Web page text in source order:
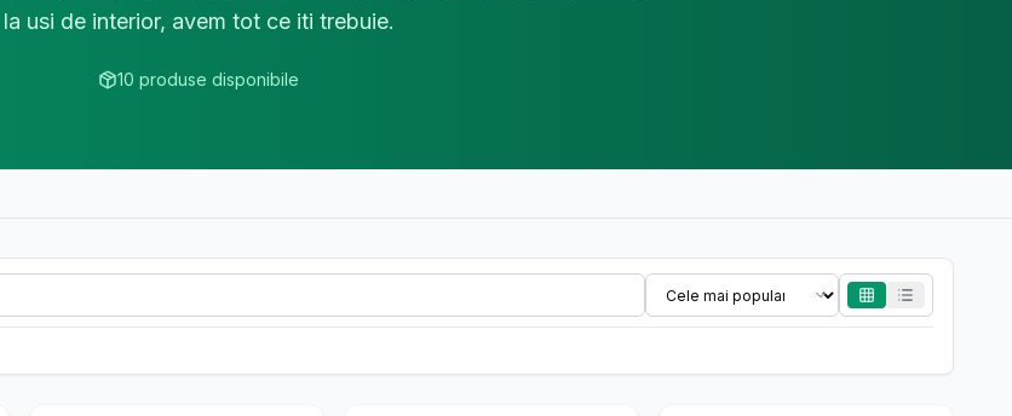
la usi de interior, avem tot ce iti trebuie.
10 produse disponibile